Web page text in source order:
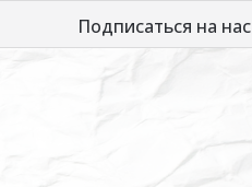
Подписаться на нас